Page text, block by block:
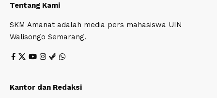
Tentang Kami
SKM Amanat adalah media pers mahasiswa UIN
Walisongo Semarang.
Kantor dan Redaksi